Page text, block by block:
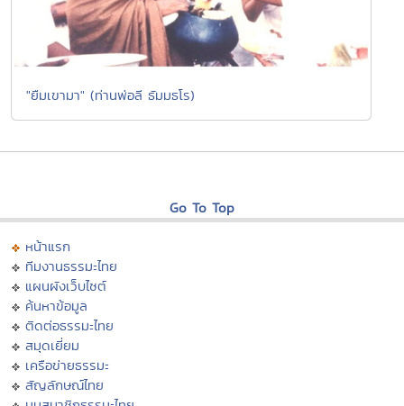
"ยืมเขามา" (ท่านพ่อลี ธัมมธโร)
Go To Top
หน้าแรก
ทีมงานธรรมะไทย
แผนผังเว็บไซต์
ค้นหาข้อมูล
ติดต่อธรรมะไทย
สมุดเยี่ยม
เครือข่ายธรรมะ
สัญลักษณ์ไทย